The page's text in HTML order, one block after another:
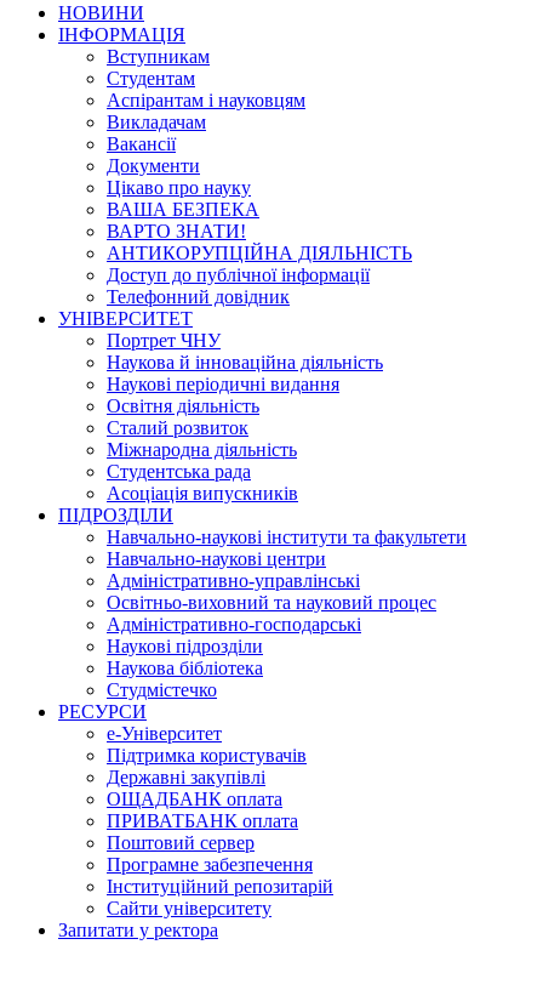
НОВИНИ
ІНФОРМАЦІЯ
Вступникам
Студентам
Аспірантам і науковцям
Викладачам
Вакансії
Документи
Цікаво про науку
ВАША БЕЗПЕКА
ВАРТО ЗНАТИ!
АНТИКОРУПЦІЙНА ДІЯЛЬНІСТЬ
Доступ до публічної інформації
Телефонний довідник
УНІВЕРСИТЕТ
Портрет ЧНУ
Наукова й інноваційна діяльність
Наукові періодичні видання
Освітня діяльність
Сталий розвиток
Міжнародна діяльність
Студентська рада
Асоціація випускників
ПІДРОЗДІЛИ
Навчально-наукові інститути та факультети
Навчально-наукові центри
Адміністративно-управлінські
Освітньо-виховний та науковий процес
Адміністративно-господарські
Наукові підрозділи
Наукова бібліотека
Студмістечко
РЕСУРСИ
е-Університет
Підтримка користувачів
Державні закупівлі
ОЩАДБАНК оплата
ПРИВАТБАНК оплата
Поштовий сервер
Програмне забезпечення
Інституційний репозитарій
Сайти університету
Запитати у ректора